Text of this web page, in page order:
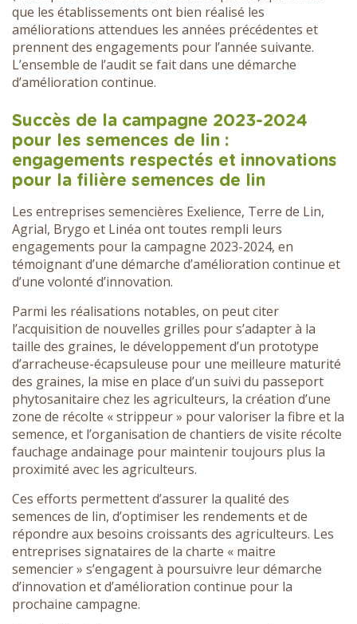
que les établissements ont bien réalisé les
améliorations attendues les années précédentes et
prennent des engagements pour l’année suivante.
L’ensemble de l’audit se fait dans une démarche
d’amélioration continue.
Succès de la campagne 2023-2024
pour les semences de lin :
engagements respectés et innovations
pour la filière semences de lin
Les entreprises semencières Exelience, Terre de Lin,
Agrial, Brygo et Linéa ont toutes rempli leurs
engagements pour la campagne 2023-2024, en
témoignant d’une démarche d’amélioration continue et
d’une volonté d’innovation.
Parmi les réalisations notables, on peut citer
l’acquisition de nouvelles grilles pour s’adapter à la
taille des graines, le développement d’un prototype
d’arracheuse-écapsuleuse pour une meilleure maturité
des graines, la mise en place d’un suivi du passeport
phytosanitaire chez les agriculteurs, la création d’une
zone de récolte « strippeur » pour valoriser la fibre et la
semence, et l’organisation de chantiers de visite récolte
fauchage andainage pour maintenir toujours plus la
proximité avec les agriculteurs.
Ces efforts permettent d’assurer la qualité des
semences de lin, d’optimiser les rendements et de
répondre aux besoins croissants des agriculteurs. Les
entreprises signataires de la charte « maitre
semencier » s’engagent à poursuivre leur démarche
d’innovation et d’amélioration continue pour la
prochaine campagne.